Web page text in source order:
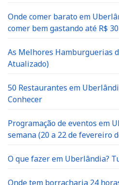
Onde comer barato em
comer bem gastando até R$ 30
As Melhores Hamburguerias
Atualizado)
50 Restaurantes em
Conhecer
Programação de eventos em
semana (20 a 22 de fevereiro
O que fazer em Uberlândia?
Onde tem borracharia 24